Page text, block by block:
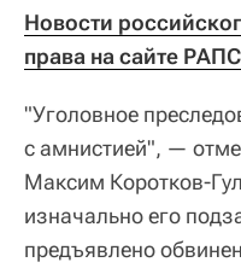
Новости
права на сайте
"Уголовное
с амнистией", —
Максим Коротков-
изначально его
предъявлено